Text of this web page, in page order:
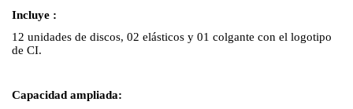
Incluye :
12 unidades de discos, 02 elásticos y 01 colgante con el logotipo
de CI.
Capacidad ampliada: